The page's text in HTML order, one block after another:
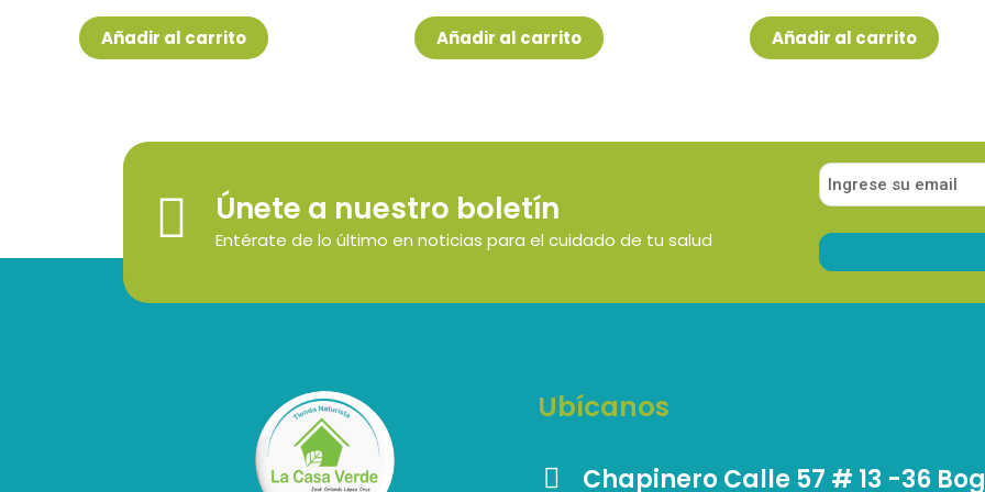
de
5
Añadir al carrito
de
5
Añadir al carrito
de
5
Añadir al carrito
Únete a nuestro boletín
Entérate de lo último en noticias para el cuidado de tu salud
Ubícanos
Chapinero Calle 57 # 13 -36